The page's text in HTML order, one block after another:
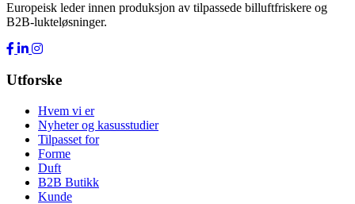
Europeisk leder innen produksjon av tilpassede billuftfriskere og
B2B-lukteløsninger.
Utforske
Hvem vi er
Nyheter og kasusstudier
Tilpasset for
Forme
Duft
B2B Butikk
Kunde